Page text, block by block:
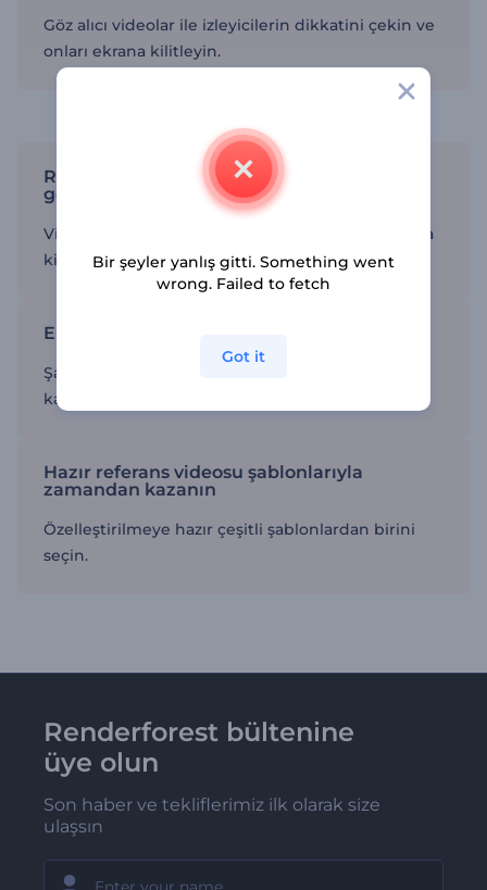
Göz alıcı videolar ile izleyicilerin dikkatini çekin ve
onları ekrana kilitleyin.
Çarpıcı referans videoları hazırlayın
Referans videosu şablonlarını markanıza
göre özelleştirin
Video içeriğini kendi metin, resim ve logolarınızla
kişiselleştirin.
En iyi sonuçları elde edin
Şablonları kullanarak başarıya ulaştıran yüksek
kalitede videolar üretin.
Hazır referans videosu şablonlarıyla
zamandan kazanın
Özelleştirilmeye hazır çeşitli şablonlardan birini
seçin.
Renderforest bültenine
üye olun
Son haber ve tekliflerimiz ilk olarak size
ulaşsın
Bir şeyler yanlış gitti. Something went
wrong. Failed to fetch
Got it